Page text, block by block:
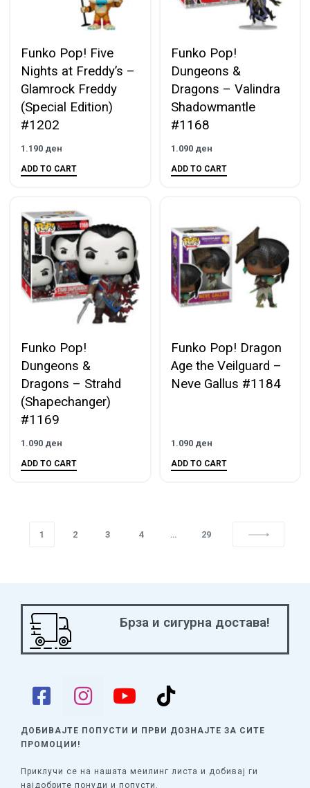
Funko Pop! Five
Nights at Freddy’s –
Glamrock Freddy
(Special Edition)
#1202
1.190 ден
ADD TO CART
Funko Pop!
Dungeons &
Dragons – Valindra
Shadowmantle
#1168
1.090 ден
ADD TO CART
Funko Pop!
Dungeons &
Dragons – Strahd
(Shapechanger)
#1169
1.090 ден
ADD TO CART
Funko Pop! Dragon
Age the Veilguard –
Neve Gallus #1184
1.090 ден
ADD TO CART
1 2 3 4 … 29
Брза и сигурна достава!
ДОБИВАЈТЕ ПОПУСТИ И ПРВИ ДОЗНАЈТЕ ЗА СИТЕ
ПРОМОЦИИ!
Приклучи се на нашата меилинг листа и добивај ги
најдобрите понуди и попусти.